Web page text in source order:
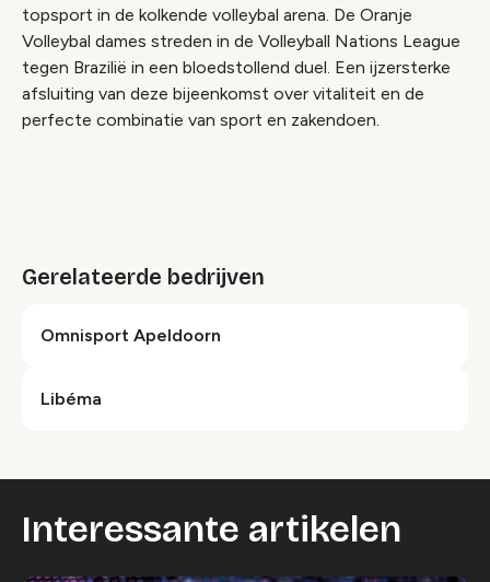
topsport in de kolkende volleybal arena. De Oranje
Volleybal dames streden in de Volleyball Nations League
tegen Brazilië in een bloedstollend duel. Een ijzersterke
afsluiting van deze bijeenkomst over vitaliteit en de
perfecte combinatie van sport en zakendoen.
Gerelateerde bedrijven
Omnisport Apeldoorn
Libéma
Interessante artikelen